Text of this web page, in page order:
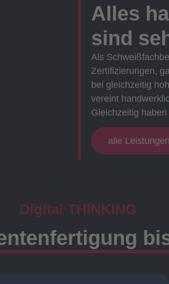
Alles
sind
Als
Zertifizierungen,
bei gleichzeitig
vereint
Gleichzeitig
alle Leistungen
Digital THINKING